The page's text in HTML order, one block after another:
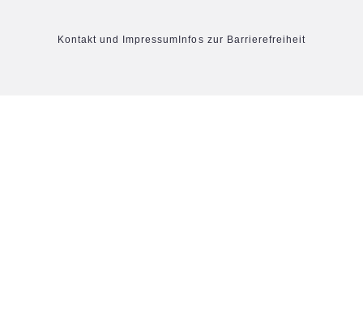
Kontakt und Impressum Infos zur Barrierefreiheit